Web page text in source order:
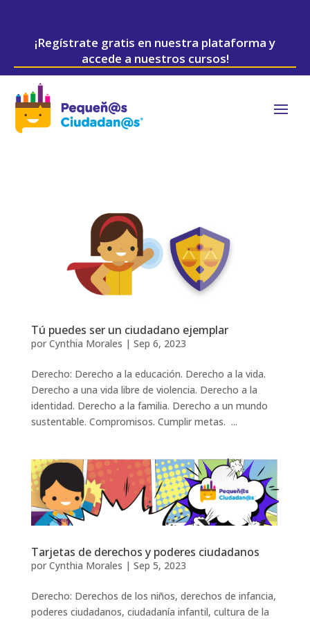
¡Regístrate gratis en nuestra plataforma y
accede a nuestros cursos!
Tú puedes ser un ciudadano ejemplar
por Cynthia Morales | Sep 6, 2023
Derecho: Derecho a la educación. Derecho a la vida.
Derecho a una vida libre de violencia. Derecho a la
identidad. Derecho a la familia. Derecho a un mundo
sustentable. Compromisos. Cumplir metas. ...
Tarjetas de derechos y poderes ciudadanos
por Cynthia Morales | Sep 5, 2023
Derecho: Derechos de los niños, derechos de infancia,
poderes ciudadanos, ciudadanía infantil, cultura de la